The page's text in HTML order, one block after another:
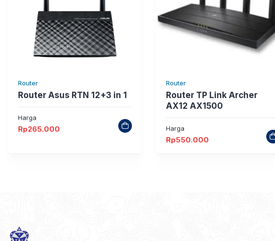
Router
Router Asus RTN 12+3 in 1
Harga
Rp265.000
Router
Router TP Link Archer
AX12 AX1500
Harga
Rp550.000